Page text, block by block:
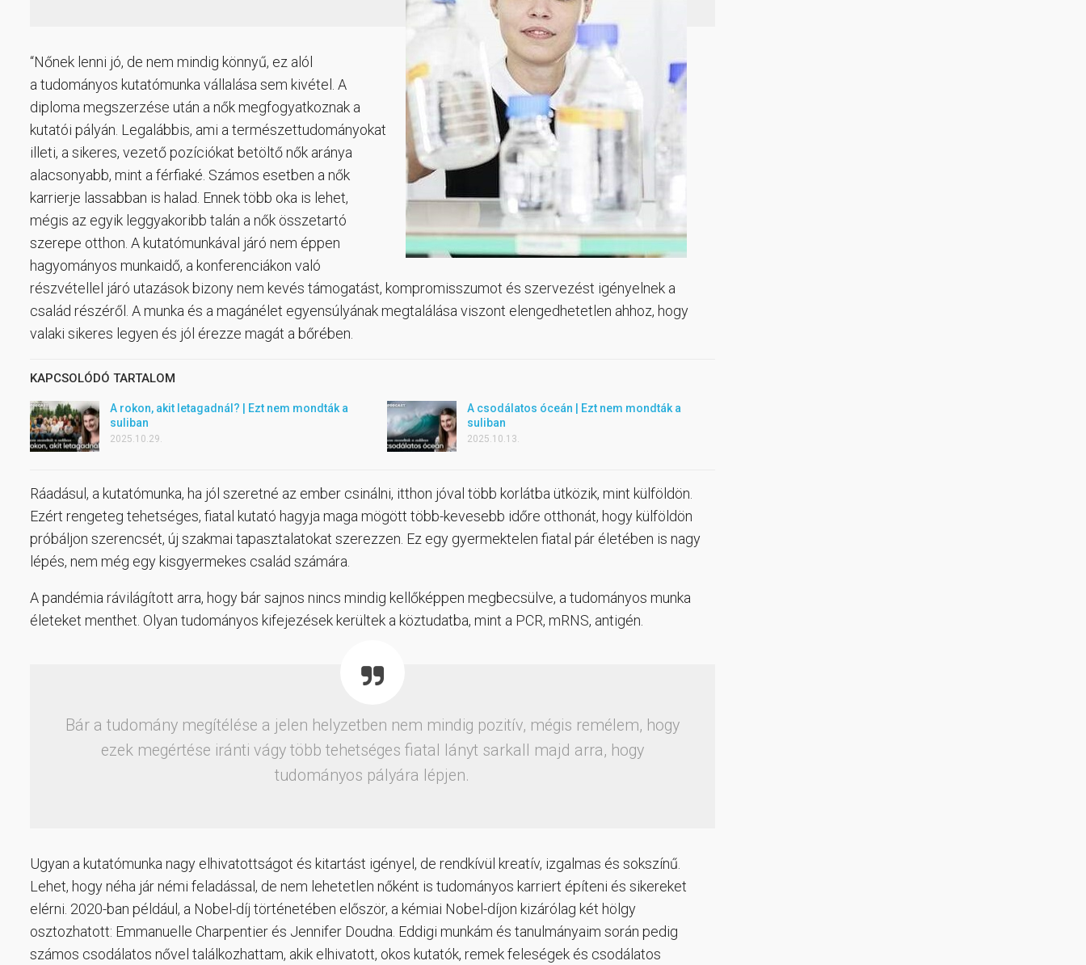
“Nőnek lenni jó, de nem mindig könnyű, ez alól
a tudományos kutatómunka vállalása sem kivétel. A
diploma megszerzése után a nők megfogyatkoznak a
kutatói pályán. Legalábbis, ami a természettudományokat
illeti, a sikeres, vezető pozíciókat betöltő nők aránya
alacsonyabb, mint a férfiaké. Számos esetben a nők
karrierje lassabban is halad. Ennek több oka is lehet,
mégis az egyik leggyakoribb talán a nők összetartó
szerepe otthon. A kutatómunkával járó nem éppen
hagyományos munkaidő, a konferenciákon való
részvétellel járó utazások bizony nem kevés támogatást, kompromisszumot és szervezést igényelnek a
család részéről. A munka és a magánélet egyensúlyának megtalálása viszont elengedhetetlen ahhoz, hogy
valaki sikeres legyen és jól érezze magát a bőrében.
KAPCSOLÓDÓ TARTALOM
A rokon, akit letagadnál? | Ezt nem mondták a
suliban
2025.10.29.
A csodálatos óceán | Ezt nem mondták a
suliban
2025.10.13.
Ráadásul, a kutatómunka, ha jól szeretné az ember csinálni, itthon jóval több korlátba ütközik, mint külföldön.
Ezért rengeteg tehetséges, fiatal kutató hagyja maga mögött több-kevesebb időre otthonát, hogy külföldön
próbáljon szerencsét, új szakmai tapasztalatokat szerezzen. Ez egy gyermektelen fiatal pár életében is nagy
lépés, nem még egy kisgyermekes család számára.
A pandémia rávilágított arra, hogy bár sajnos nincs mindig kellőképpen megbecsülve, a tudományos munka
életeket menthet. Olyan tudományos kifejezések kerültek a köztudatba, mint a PCR, mRNS, antigén.
Bár a tudomány megítélése a jelen helyzetben nem mindig pozitív, mégis remélem, hogy
ezek megértése iránti vágy több tehetséges fiatal lányt sarkall majd arra, hogy
tudományos pályára lépjen.
Ugyan a kutatómunka nagy elhivatottságot és kitartást igényel, de rendkívül kreatív, izgalmas és sokszínű.
Lehet, hogy néha jár némi feladással, de nem lehetetlen nőként is tudományos karriert építeni és sikereket
elérni. 2020-ban például, a Nobel-díj történetében először, a kémiai Nobel-díjon kizárólag két hölgy
osztozhatott: Emmanuelle Charpentier és Jennifer Doudna. Eddigi munkám és tanulmányaim során pedig
számos csodálatos nővel találkozhattam, akik elhivatott, okos kutatók, remek feleségek és csodálatos